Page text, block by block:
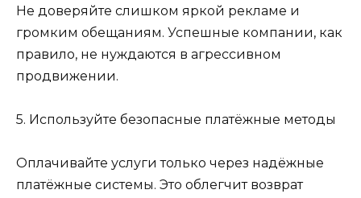
Не доверяйте слишком яркой рекламе и
громким обещаниям. Успешные компании, как
правило, не нуждаются в агрессивном
продвижении.
5. Используйте безопасные платёжные методы
Оплачивайте услуги только через надёжные
платёжные системы. Это облегчит возврат